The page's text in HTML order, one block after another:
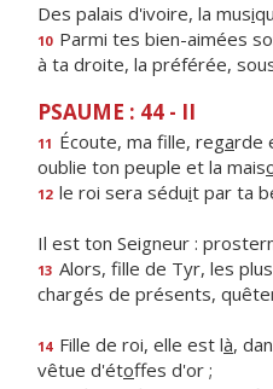
Des palais d'ivoire, la musi
10 Parmi tes bien-aimées
à ta droite, la préférée,
PSAUME : 44 - II
11 Écoute, ma fille, regarde
oublie ton peuple et la mais
12 le roi sera séduit par ta
Il est ton Seigneur :
13 Alors, fille de Tyr, les
chargés de présents,
14 Fille de roi, elle est là,
vêtue d'étoffes d'or ;